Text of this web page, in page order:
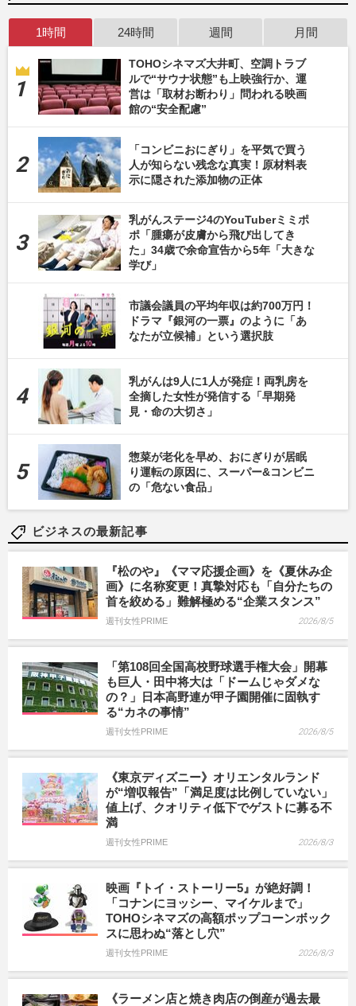
1時間 24時間 週間 月間
TOHOシネマズ大井町、空調トラブ
ルで“サウナ状態”も上映強行か、運
営は「取材お断わり」問われる映画
館の“安全配慮”
「コンビニおにぎり」を平気で買う
人が知らない残念な真実！原材料表
示に隠された添加物の正体
乳がんステージ4のYouTuberミミポ
ポ「腫瘍が皮膚から飛び出してき
た」34歳で余命宣告から5年「大きな
学び」
市議会議員の平均年収は約700万円！
ドラマ『銀河の一票』のように「あ
なたが立候補」という選択肢
乳がんは9人に1人が発症！両乳房を
全摘した女性が発信する「早期発
見・命の大切さ」
惣菜が老化を早め、おにぎりが居眠
り運転の原因に、スーパー&コンビニ
の「危ない食品」
ビジネスの最新記事
『松のや』《ママ応援企画》を《夏休み企
画》に名称変更！真摯対応も「自分たちの
首を絞める」難解極める“企業スタンス”
週刊女性PRIME 2026/8/5
「第108回全国高校野球選手権大会」開幕
も巨人・田中将大は「ドームじゃダメな
の？」日本高野連が甲子園開催に固執す
る“カネの事情”
週刊女性PRIME 2026/8/5
《東京ディズニー》オリエンタルランド
が“増収報告”「満足度は比例していない」
値上げ、クオリティ低下でゲストに募る不
満
週刊女性PRIME 2026/8/3
映画『トイ・ストーリー5』が絶好調！
「コナンにヨッシー、マイケルまで」
TOHOシネマズの高額ポップコーンボック
スに思わぬ“落とし穴”
週刊女性PRIME 2026/8/3
《ラーメン店と焼き肉店の倒産が過去最